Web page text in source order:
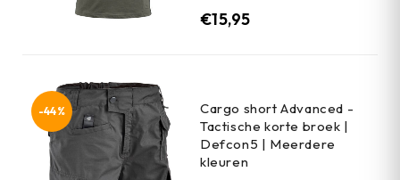
€15,95
-44%
Cargo short Advanced -
Tactische korte broek |
Defcon5 | Meerdere
kleuren